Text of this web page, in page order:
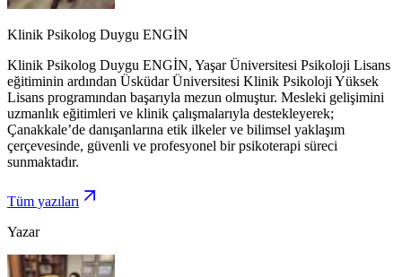
Klinik Psikolog Duygu ENGİN
Klinik Psikolog Duygu ENGİN, Yaşar Üniversitesi Psikoloji Lisans
eğitiminin ardından Üsküdar Üniversitesi Klinik Psikoloji Yüksek
Lisans programından başarıyla mezun olmuştur. Mesleki gelişimini
uzmanlık eğitimleri ve klinik çalışmalarıyla destekleyerek;
Çanakkale’de danışanlarına etik ilkeler ve bilimsel yaklaşım
çerçevesinde, güvenli ve profesyonel bir psikoterapi süreci
sunmaktadır.
Tüm yazıları
Yazar